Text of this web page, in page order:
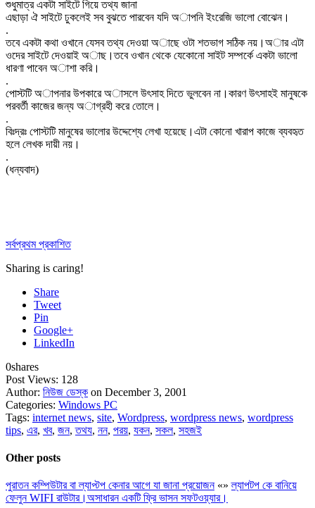
শুধুমাত্র একটা সাইটে গিয়ে তথ্য জানা
এছাড়া ঐ সাইটে ঢুকলেই সব বুঝতে পারবেন যদি অাপনি ইংরেজি ভালো বোঝেন।
.
তবে একটা কথা ওখানে যেসব তথ্য দেওয়া অাছে ওটা শতভাগ সঠিক নয়।অার এটা
ওদের সাইটে দেওয়াই অাছ।তবে ওখান থেকে যেকোনো সাইট সম্পর্কে একটা ভালো
ধারণা পাবেন অাশা করি।
.
পোস্টটি অাপনার উপকারে অাসলে উৎসাহ দিতে ভুলবেন না।কারণ উৎসাহই মানুষকে
পরবর্তী কাজের জন্য অাগ্রহী করে তোলে।
.
বিঃদ্রঃ পোস্টটি মানুষের ভালোর উদ্দেশ্যে লেখা হয়েছে।এটা কোনো খারাপ কাজে ব্যবহৃত
হলে লেখক দায়ী নয়।
.
(ধন্যবাদ)
সর্বপ্রথম প্রকাশিত
Sharing is caring!
Share
Tweet
Pin
Google+
LinkedIn
0shares
Post Views: 128
Author: নিউজ ডেস্ক on December 3, 2001
Categories: Windows PC
Tags: internet news, site, Wordpress, wordpress news, wordpress
tips, এর, খব, জন,তথয, নন, পরয়, যকন, সকল, সহজই
Other posts
পুরাতন কম্পিউটার বা ল্যাপ্টপ কেনার আগে যা জানা প্রয়োজন«»ল্যাপটপ কে বানিয়ে
ফেলুন WIFI রাউটার।অসাধারন একটি ফ্রি ভাসন সফটওয়্যার।